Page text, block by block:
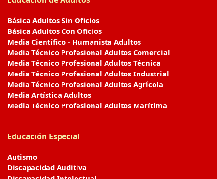
Básica Adultos Sin Oficios
Básica Adultos Con Oficios
Media Científico - Humanista Adultos
Media Técnico Profesional Adultos Comercial
Media Técnico Profesional Adultos Técnica
Media Técnico Profesional Adultos Industrial
Media Técnico Profesional Adultos Agrícola
Media Artística Adultos
Media Técnico Profesional Adultos Marítima
Educación Especial
Autismo
Discapacidad Auditiva